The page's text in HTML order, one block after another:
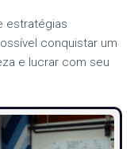
estratégias
conquistar um
e lucrar com seu